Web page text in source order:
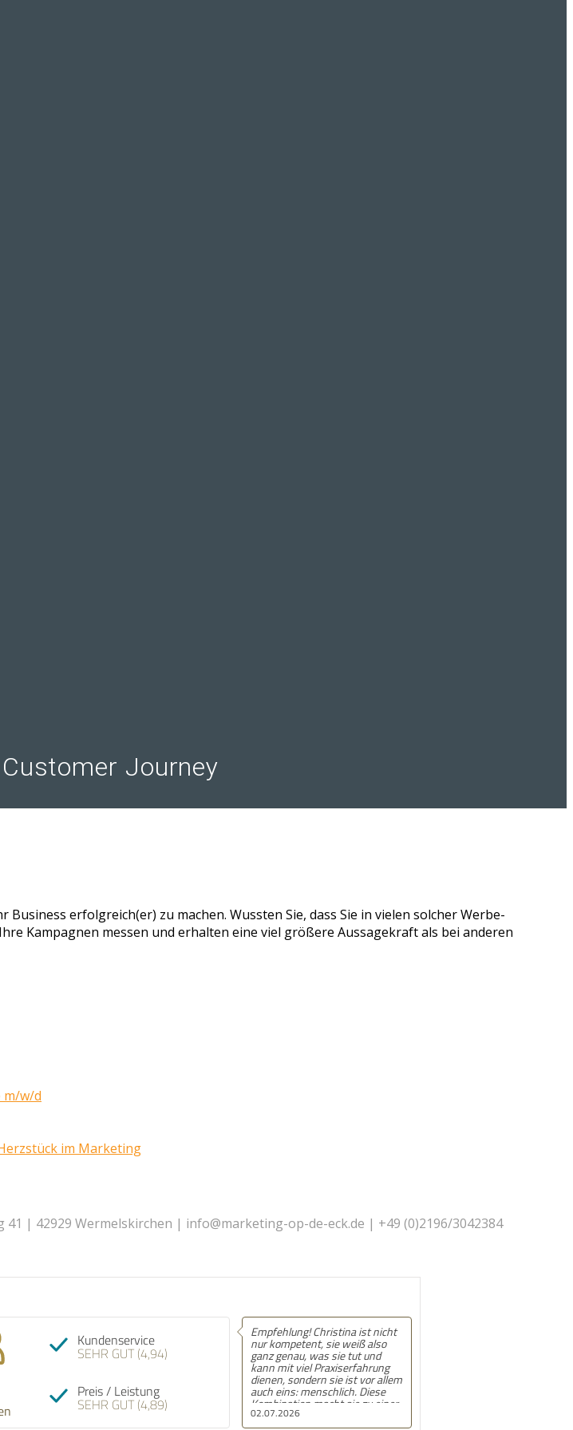
Customer Journey
erfolgreich(er) zu machen. Wussten Sie, dass Sie in vielen solcher Werbe-
Kampagnen messen und erhalten eine viel größere Aussagekraft als bei anderen
m/w/d
im Marketing
| 42929 Wermelskirchen | info@marketing-op-de-eck.de | +49 (0)2196/3042384
Kundenservice
SEHR GUT (4,94)
Preis / Leistung
SEHR GUT (4,89)
02.07.2026
Empfehlung! Christina ist nicht
nur kompetent, sie weiß also
ganz genau, was sie tut und
dienen, sondern sie ist vor allem
auch eins: menschlich. Diese
Kombination macht sie zu einer
exzellenten Dozentin, bei der 08.06.2026
Empfehlung! Christina
verbindet Menschlichkeit und
Kompetenz in einer mehr als
angemessenen, wunderbar
harmonierenden Tiefe. Inhalte
werden von ihr leicht
verständlich vermittelt und ich
hab meinen Kurs bei ihr nicht